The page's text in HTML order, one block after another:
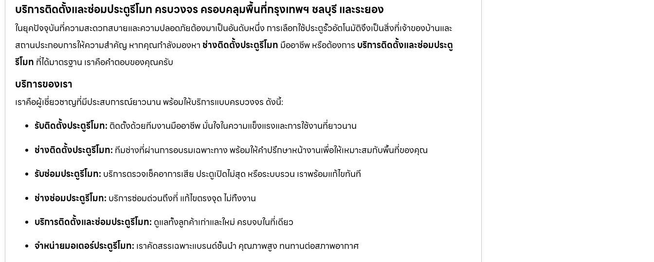
บริการติดตั้งและซ่อมประตูรีโมท ครบวงจร ครอบคลุมพื้นที่กรุงเทพฯ ชลบุรี และระยอง
ในยุคปัจจุบันที่ความสะดวกสบายและความปลอดภัยต้องมาเป็นอันดับหนึ่ง การเลือกใช้ประตูรั้วอัตโนมัติจึงเป็นสิ่งที่เจ้าของบ้านและ
สถานประกอบการให้ความสำคัญ หากคุณกำลังมองหา ช่างติดตั้งประตูรีโมท มืออาชีพ หรือต้องการ บริการติดตั้งและซ่อมประตู
รีโมท ที่ได้มาตรฐาน เราคือคำตอบของคุณครับ
บริการของเรา
เราคือผู้เชี่ยวชาญที่มีประสบการณ์ยาวนาน พร้อมให้บริการแบบครบวงจร ดังนี้:
รับติดตั้งประตูรีโมท: ติดตั้งด้วยทีมงานมืออาชีพ มั่นใจในความแข็งแรงและการใช้งานที่ยาวนาน
ช่างติดตั้งประตูรีโมท: ทีมช่างที่ผ่านการอบรมเฉพาะทาง พร้อมให้คำปรึกษาหน้างานเพื่อให้เหมาะสมกับพื้นที่ของคุณ
รับซ่อมประตูรีโมท: บริการตรวจเช็คอาการเสีย ประตูเปิดไม่สุด หรือระบบรวน เราพร้อมแก้ไขทันที
ช่างซ่อมประตูรีโมท: บริการซ่อมด่วนถึงที่ แก้ไขตรงจุด ไม่ทิ้งงาน
บริการติดตั้งและซ่อมประตูรีโมท: ดูแลทั้งลูกค้าเก่าและใหม่ ครบจบในที่เดียว
จำหน่ายมอเตอร์ประตูรีโมท: เราคัดสรรเฉพาะแบรนด์ชั้นนำ คุณภาพสูง ทนทานต่อสภาพอากาศ